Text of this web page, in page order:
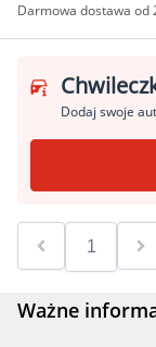
Darmowa dostawa od
Dodaj swoje
Ważne